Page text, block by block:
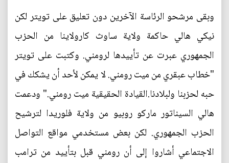
وبقى مرشحو الرئاسة الآخرين دون تعليق على تويتر لكن
نيكي هالي حاكمة ولاية ساوث كارولاينا من الحزب
الجمهوري عبرت عن تأييدها لرومني. وكتبت على تويتر
"خطاب عبقري من ميت رومني. لا يمكن لأحد أن يشكك في
حبه لحزبنا ولبلادنا.القيادة الحقيقية ميت رومني." ودعمت
هالي السيناتور ماركو روبيو من ولاية فلوريدا لترشيح
الحزب الجمهوري. لكن بعض مستخدمي مواقع التواصل
الاجتماعي أشاروا إلى أن رومني قبل بتأييد من ترامب